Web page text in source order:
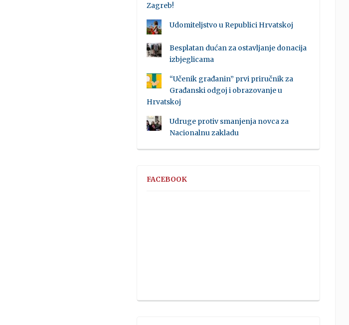
Zagreb!
Udomiteljstvo u Republici Hrvatskoj
Besplatan dućan za ostavljanje donacija
izbjeglicama
“Učenik građanin” prvi priručnik za
Građanski odgoj i obrazovanje u
Hrvatskoj
Udruge protiv smanjenja novca za
Nacionalnu zakladu
FACEBOOK